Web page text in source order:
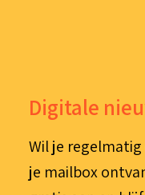
Digitale
Wil je
je mailbox